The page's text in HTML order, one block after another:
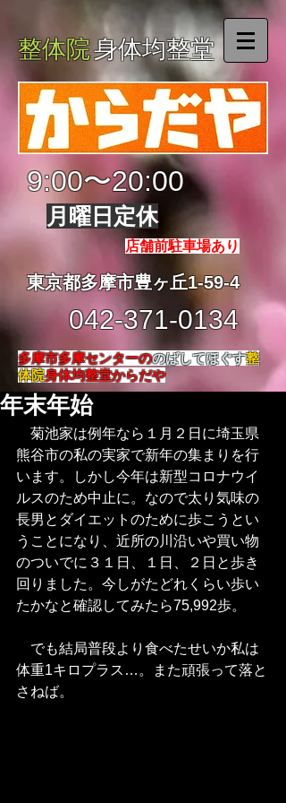
整体院身体均整堂
9:00〜20:00
月曜日定休
店舗前駐車場あり
東京都多摩市豊ヶ丘1-59-4
042-371-0134
多摩市多摩センターののばしてほぐす整
体院身体均整堂からだや
年末年始
菊池家は例年なら１月２日に埼玉県
熊谷市の私の実家で新年の集まりを行
います。しかし今年は新型コロナウイ
ルスのため中止に。なので太り気味の
長男とダイエットのために歩こうとい
うことになり、近所の川沿いや買い物
のついでに３１日、１日、２日と歩き
回りました。今しがたどれくらい歩い
たかなと確認してみたら75,992歩。
でも結局普段より食べたせいか私は
体重1キロプラス…。また頑張って落と
さねば。